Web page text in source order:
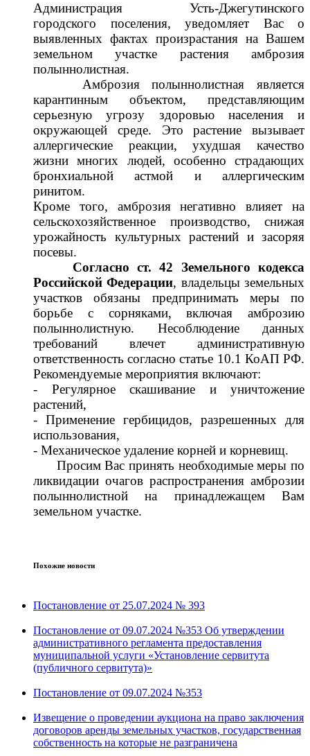
Администрация Усть-Джегутинского
городского поселения, уведомляет Вас о
выявленных фактах произрастания на Вашем
земельном участке растения амброзия
полыннолистная.
Амброзия полыннолистная является
карантинным объектом, представляющим
серьезную угрозу здоровью населения и
окружающей среде. Это растение вызывает
аллергические реакции, ухудшая качество
жизни многих людей, особенно страдающих
бронхиальной астмой и аллергическим
ринитом.
Кроме того, амброзия негативно влияет на
сельскохозяйственное производство, снижая
урожайность культурных растений и засоряя
посевы.
Согласно ст. 42 Земельного кодекса
Российской Федерации, владельцы земельных
участков обязаны предпринимать меры по
борьбе с сорняками, включая амброзию
полыннолистную. Несоблюдение данных
требований влечет административную
ответственность согласно статье 10.1 КоАП РФ.
Рекомендуемые мероприятия включают:
- Регулярное скашивание и уничтожение
растений,
- Применение гербицидов, разрешенных для
использования,
- Механическое удаление корней и корневищ.
Просим Вас принять необходимые меры по
ликвидации очагов распространения амброзии
полыннолистной на принадлежащем Вам
земельном участке.
Похожие новости
Постановление от 25.07.2024 № 393
Постановление от 09.07.2024 №353 Об утверждении
административного регламента предоставления
муниципальной услуги «Установление сервитута
(публичного сервитута)»
Постановление от 09.07.2024 №353
Извещение о проведении аукциона на право заключения
договоров аренды земельных участков, государственная
собственность на которые не разграничена